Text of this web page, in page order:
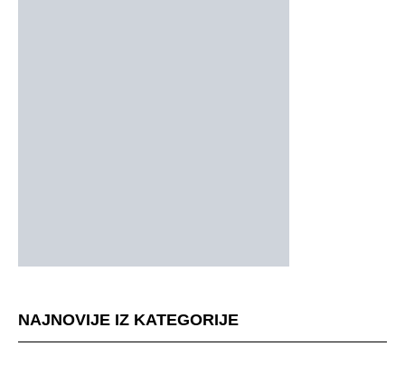
NAJNOVIJE IZ KATEGORIJE